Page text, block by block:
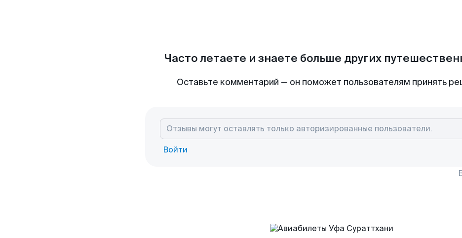
Часто летаете и знаете больше других
Оставьте комментарий — он поможет пользователям принять
Войти